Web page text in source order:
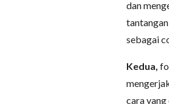
dan
sebagai
Kedua,
cara